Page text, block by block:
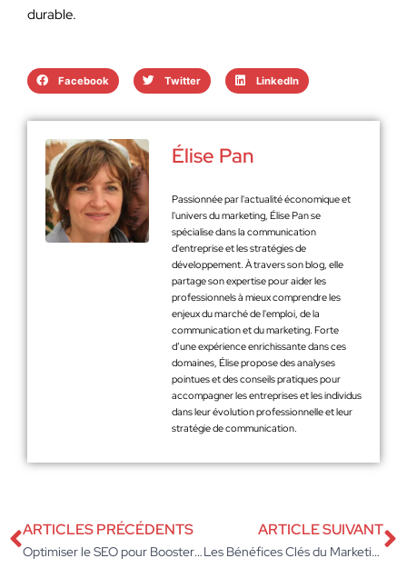
durable.
Facebook Twitter LinkedIn
Élise Pan
Passionnée par l'actualité économique et
l'univers du marketing, Élise Pan se
spécialise dans la communication
d'entreprise et les stratégies de
développement. À travers son blog, elle
partage son expertise pour aider les
professionnels à mieux comprendre les
enjeux du marché de l'emploi, de la
communication et du marketing. Forte
d’une expérience enrichissante dans ces
domaines, Élise propose des analyses
pointues et des conseils pratiques pour
accompagner les entreprises et les individus
dans leur évolution professionnelle et leur
stratégie de communication.
ARTICLES PRÉCÉDENTS
Optimiser le SEO pour Booster la Visibilité de Votre Entreprise en Ligne
ARTICLE SUIVANT
Les Bénéfices Clés du Marketing Digital pour les Entreprises